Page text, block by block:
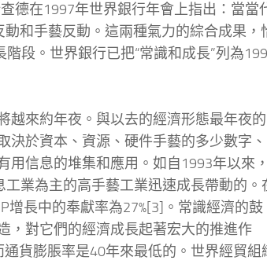
德在1997年世界銀行年會上指出：當當
和手藝反動。這兩種氣力的綜合成果，
段。世界銀行已把“常識和成長”列為
來約年夜。與以去的經濟形態最年夜的
決於資本、資源、硬件手藝的多少數字、
信息的堆集和應用。如自1993年以來，
工業為主的高手藝工業迅速成長帶動的。
增長中的奉獻率為27%[3]。常識經濟的鼓
，對它們的經濟成長起著宏大的推進作
貨膨脹率是40年來最低的。世界經貿組